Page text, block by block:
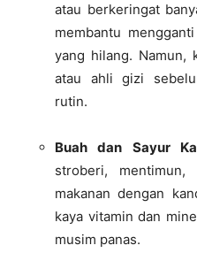
atau berkeringat
membantu
yang hilang. Namun,
atau ahli gizi
rutin.
Buah dan Sayur
stroberi,
makanan dengan
kaya vitamin dan
musim panas.